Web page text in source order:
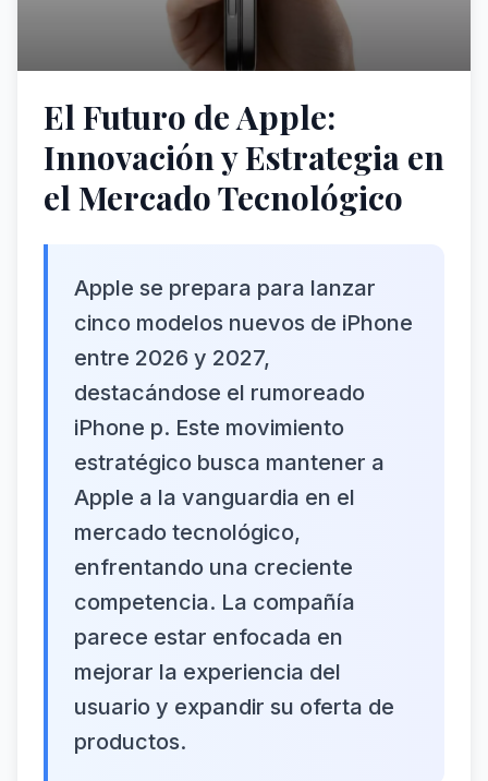
El Futuro de Apple:
Innovación y Estrategia en
el Mercado Tecnológico
Apple se prepara para lanzar
cinco modelos nuevos de iPhone
entre 2026 y 2027,
destacándose el rumoreado
iPhone p. Este movimiento
estratégico busca mantener a
Apple a la vanguardia en el
mercado tecnológico,
enfrentando una creciente
competencia. La compañía
parece estar enfocada en
mejorar la experiencia del
usuario y expandir su oferta de
productos.